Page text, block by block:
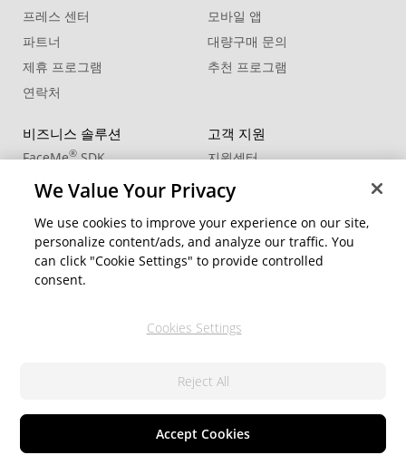
프레스 센터
파트너
제휴 프로그램
연락처
모바일 앱
대량구매 문의
추천 프로그램
비즈니스 솔루션
FaceMe®SDK
고객 지원
지원센터
학습 센터
커뮤니티
지역 변경
서비스 약관 쿠키 설정
We Value Your Privacy
We use cookies to improve your experience on our site,
personalize content/ads, and analyze our traffic. You
can click "Cookie Settings" to provide controlled
consent.
Cookies Settings
Reject All
Accept Cookies